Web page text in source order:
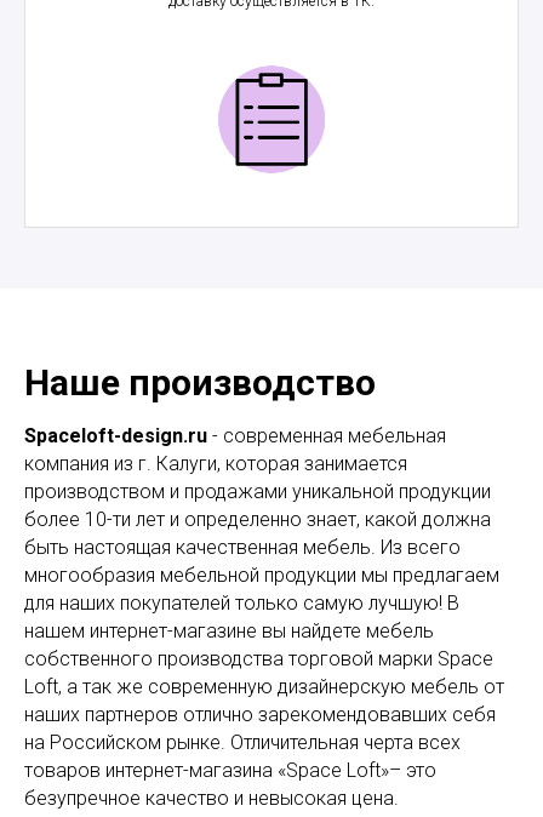
Наше производство
Spaceloft-design.ru - современная мебельная
компания из г. Калуги, которая занимается
производством и продажами уникальной продукции
более 10-ти лет и определенно знает, какой должна
быть настоящая качественная мебель. Из всего
многообразия мебельной продукции мы предлагаем
для наших покупателей только самую лучшую! В
нашем интернет-магазине вы найдете мебель
собственного производства торговой марки Space
Loft, а так же современную дизайнерскую мебель от
наших партнеров отлично зарекомендовавших себя
на Российском рынке. Отличительная черта всех
товаров интернет-магазина «Space Loft»– это
безупречное качество и невысокая цена.